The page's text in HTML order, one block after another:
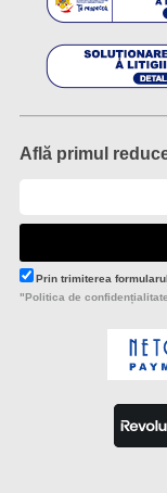
Află primul
Prin trimiterea
"Politica de